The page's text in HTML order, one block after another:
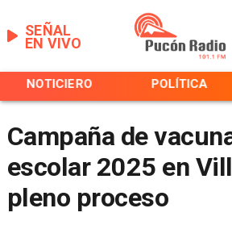
EN VIVO
SEÑAL
NOTICIERO POLÍTICA
Campaña de
escolar 2025 en
pleno proceso